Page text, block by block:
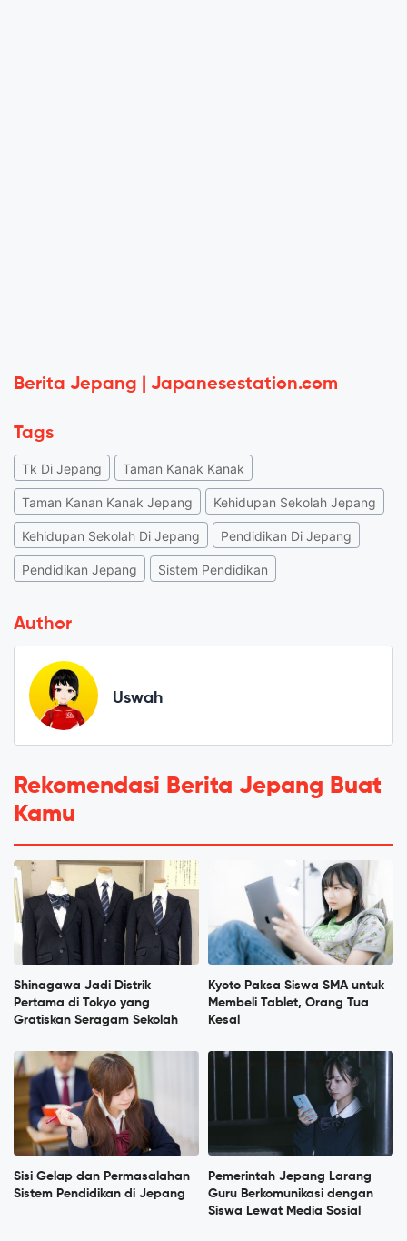
Berita Jepang | Japanesestation.com
Tags
Tk Di Jepang Taman Kanak Kanak
Taman Kanan Kanak Jepang Kehidupan Sekolah Jepang
Kehidupan Sekolah Di Jepang Pendidikan Di Jepang
Pendidikan Jepang Sistem Pendidikan
Author
Uswah
Rekomendasi Berita Jepang Buat
Kamu
Shinagawa Jadi Distrik
Pertama di Tokyo yang
Gratiskan Seragam Sekolah
Kyoto Paksa Siswa SMA untuk
Membeli Tablet, Orang Tua
Kesal
Sisi Gelap dan Permasalahan
Sistem Pendidikan di Jepang
Pemerintah Jepang Larang
Guru Berkomunikasi dengan
Siswa Lewat Media Sosial